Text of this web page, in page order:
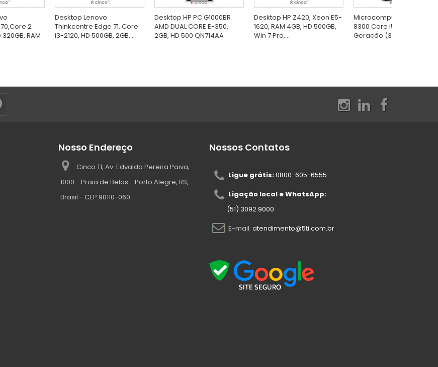
2
RAM
Desktop Lenovo
Thinkcentre Edge 71, Core
i3-2120, HD 500GB, 2GB,...
Desktop HP PC G1000BR
AMD DUAL CORE E-350,
2GB, HD 500 QN714AA
Desktop HP Z420, Xeon E5-
1620, RAM 4GB, HD 500GB,
Win 7 Pro,...
Microcomputador Elite HP
8300 Core i5-3570 3ª
Geração (3.40GHz)...
Nosso Endereço
Cinco TI, Av. Edvaldo Pereira Paiva,
1000 - Praia de Belas - Porto Alegre, RS,
Brasil - CEP 90110-060
Nossos Contatos
Ligue grátis:0800-605-6555
Ligação local e WhatsApp:
(51) 3092.9000
E-mail: atendimento@5ti.com.br